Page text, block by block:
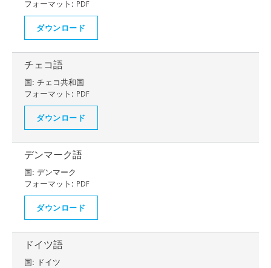
フォーマット: PDF
ダウンロード
チェコ語
国: チェコ共和国
フォーマット: PDF
ダウンロード
デンマーク語
国: デンマーク
フォーマット: PDF
ダウンロード
ドイツ語
国: ドイツ